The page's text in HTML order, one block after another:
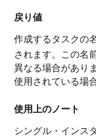
戻り値
作成するタスクの
されます。この名
異なる場合があり
使用されている場
使用上のノート
シングル・インス